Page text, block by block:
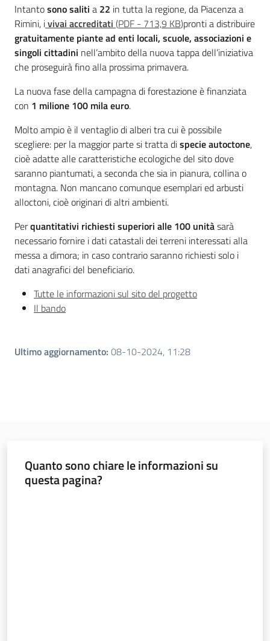
Intantosono saliti a 22 in tutta la regione, da Piacenza a
Rimini, ivivai accreditati (PDF - 713,9 KB)pronti a distribuire
gratuitamente piante ad enti locali, scuole, associazioni e
singoli cittadini nell’ambito della nuova tappa dell’iniziativa
che proseguirà fino alla prossima primavera.
La nuova fase della campagna di forestazione è finanziata
con 1 milione 100 mila euro.
Molto ampio è il ventaglio di alberi tra cui è possibile
scegliere: per la maggior parte si tratta dispecie autoctone,
cioè adatte alle caratteristiche ecologiche del sito dove
saranno piantumati, a seconda che sia in pianura, collina o
montagna. Non mancano comunque esemplari ed arbusti
alloctoni, cioè originari di altri ambienti.
Perquantitativi richiesti superiori alle 100 unitàsarà
necessario fornire i dati catastali dei terreni interessati alla
messa a dimora; in caso contrario saranno richiesti solo i
dati anagrafici del beneficiario.
Tutte le informazioni sul sito del progetto
Il bando
Ultimo aggiornamento: 08-10-2024, 11:28
Quanto sono chiare le informazioni su
questa pagina?